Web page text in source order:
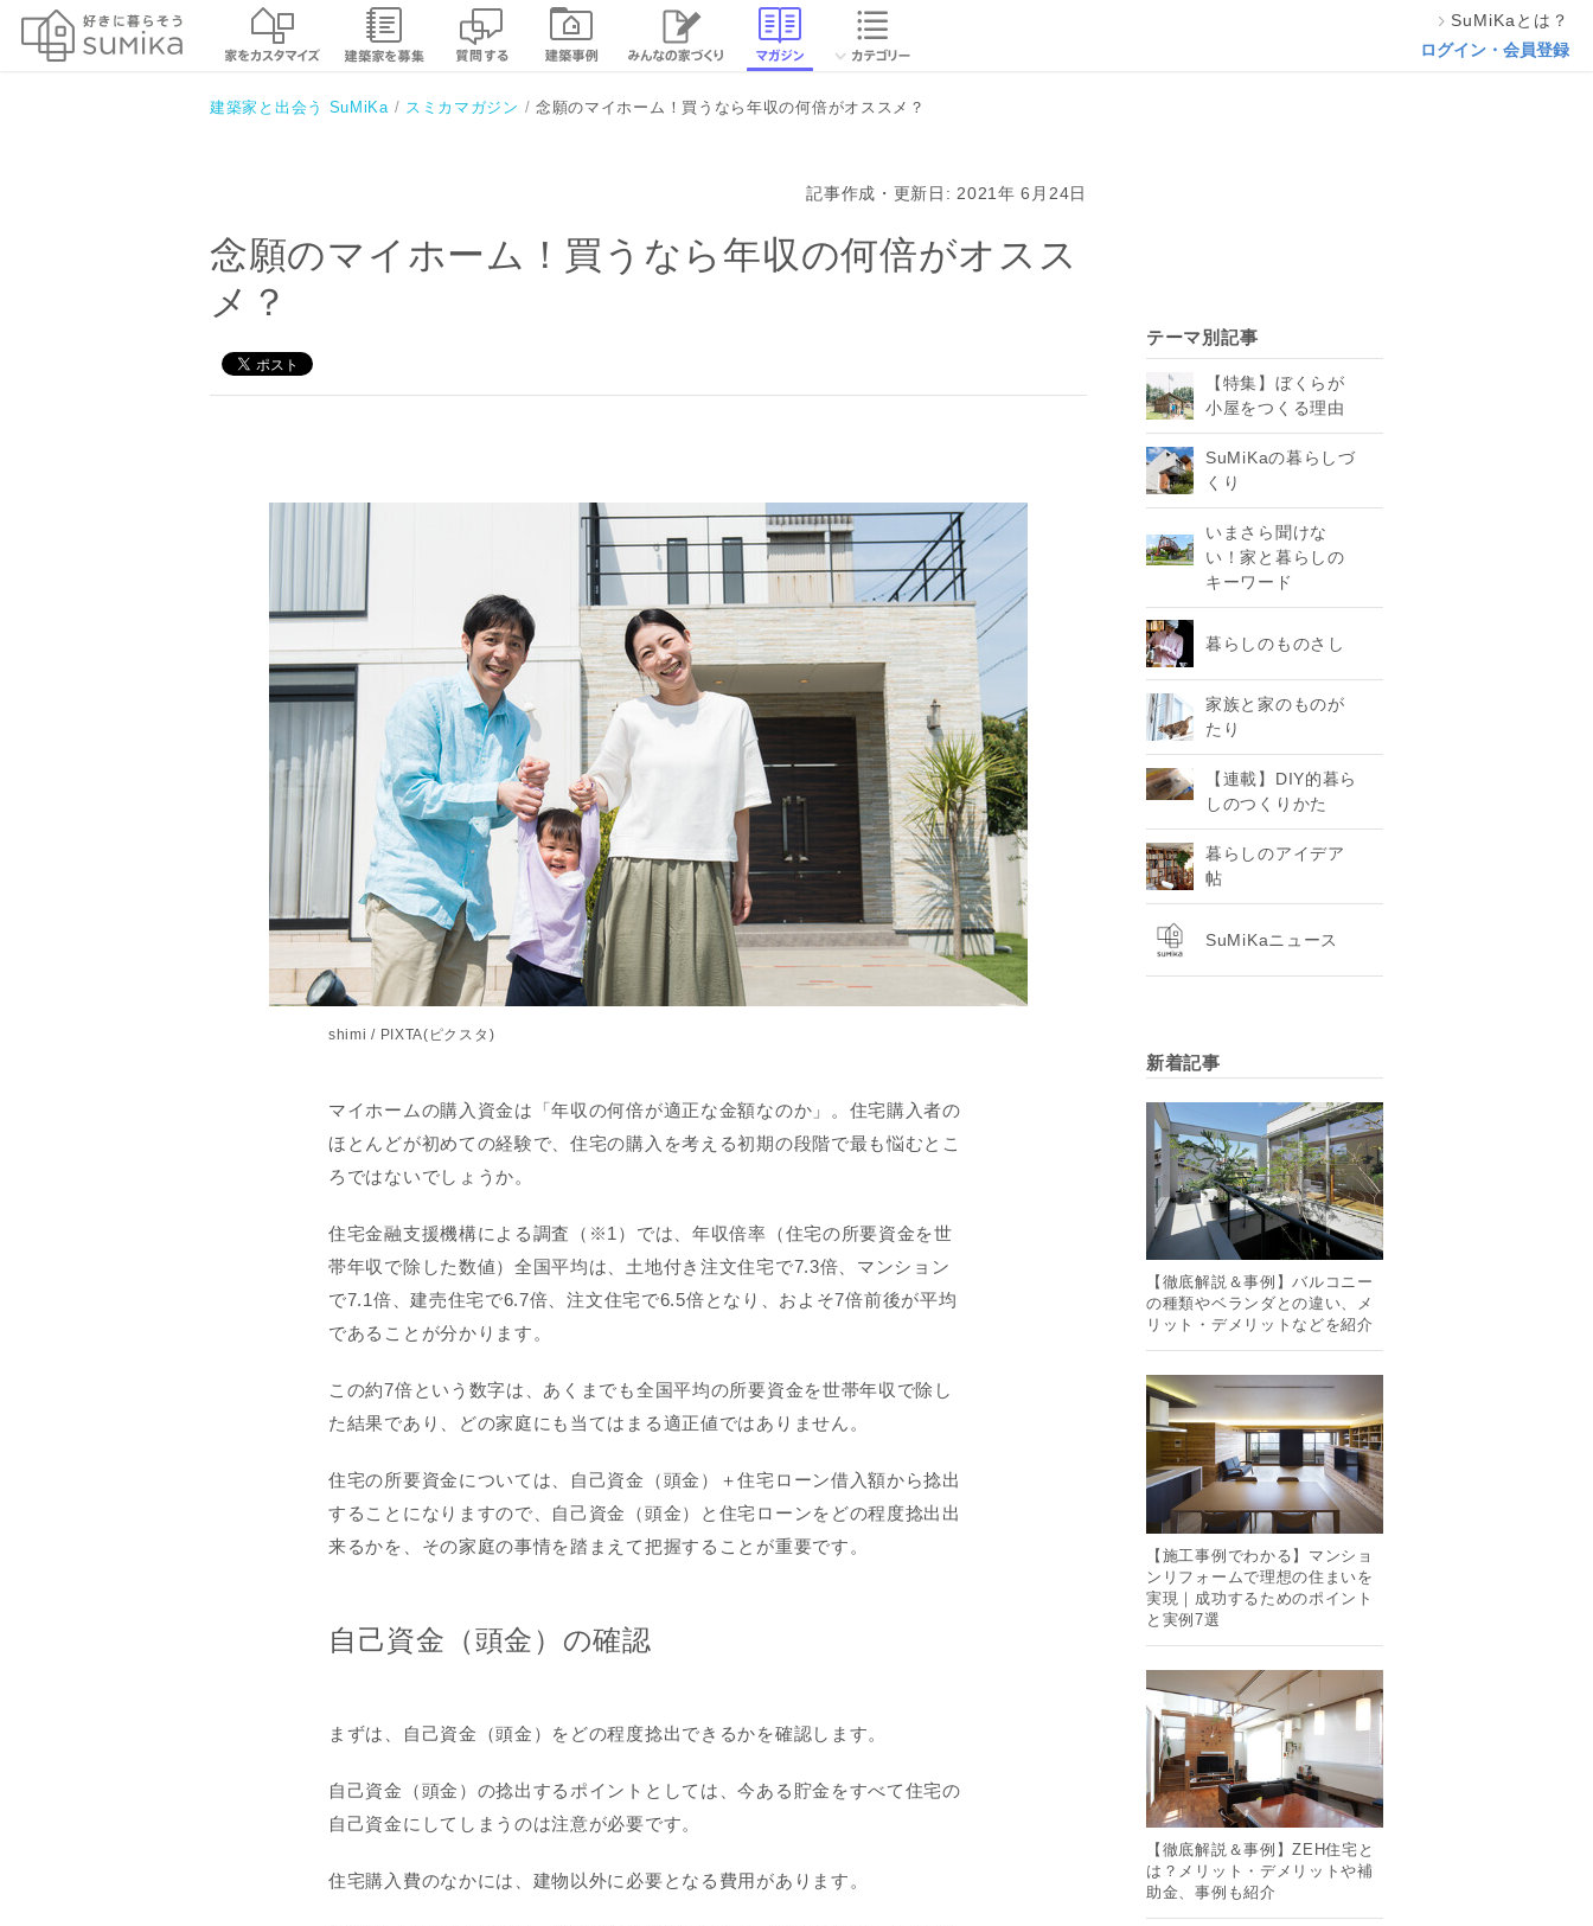
SuMiKaとは？
ログイン・会員登録
続きを読む
建築家と出会う SuMiKa スミカマガジン 念願のマイホーム！買うなら年収の何倍がオススメ？
記事作成・更新日: 2021年 6月24日
念願のマイホーム！買うなら年収の何倍がオスス
メ？
shimi / PIXTA(ピクスタ)
マイホームの購入資金は「年収の何倍が適正な金額なのか」。住宅購入者の
ほとんどが初めての経験で、住宅の購入を考える初期の段階で最も悩むとこ
ろではないでしょうか。
住宅金融支援機構による調査（※1）では、年収倍率（住宅の所要資金を世
帯年収で除した数値）全国平均は、土地付き注文住宅で7.3倍、マンション
で7.1倍、建売住宅で6.7倍、注文住宅で6.5倍となり、およそ7倍前後が平均
であることが分かります。
この約7倍という数字は、あくまでも全国平均の所要資金を世帯年収で除し
た結果であり、どの家庭にも当てはまる適正値ではありません。
住宅の所要資金については、自己資金（頭金）＋住宅ローン借入額から捻出
することになりますので、自己資金（頭金）と住宅ローンをどの程度捻出出
来るかを、その家庭の事情を踏まえて把握することが重要です。
自己資金（頭金）の確認
まずは、自己資金（頭金）をどの程度捻出できるかを確認します。
自己資金（頭金）の捻出するポイントとしては、今ある貯金をすべて住宅の
自己資金にしてしまうのは注意が必要です。
住宅購入費のなかには、建物以外に必要となる費用があります。
テーマ別記事
【特集】ぼくらが
小屋をつくる理由
SuMiKaの暮らしづ
くり
いまさら聞けな
い！家と暮らしの
キーワード
暮らしのものさし
家族と家のものが
たり
【連載】DIY的暮ら
しのつくりかた
暮らしのアイデア
帖
SuMiKaニュース
新着記事
【徹底解説＆事例】バルコニー
の種類やベランダとの違い、メ
リット・デメリットなどを紹介
【施工事例でわかる】マンショ
ンリフォームで理想の住まいを
実現｜成功するためのポイント
と実例7選
【徹底解説＆事例】ZEH住宅と
は？メリット・デメリットや補
助金、事例も紹介